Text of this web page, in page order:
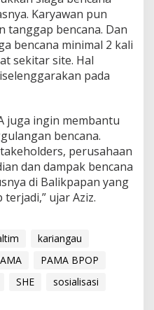
Karyawan pun
tanggap bencana. Dan
bencana minimal 2 kali
sekitar site. Hal
pada
juga ingin membantu
bencana.
perusahaan
dan dampak bencana
di Balikpapan yang
ujar Aziz.
kariangau
PAMA BPOP
SHE
sosialisasi